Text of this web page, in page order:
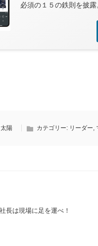
必須の１５の鉄則を披露
陽 カテゴリー: リーダー,
長は現場に足を運べ！